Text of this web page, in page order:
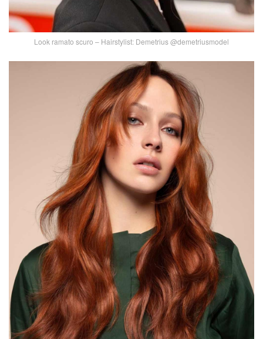
Look ramato scuro – Hairstylist: Demetrius @demetriusmodel